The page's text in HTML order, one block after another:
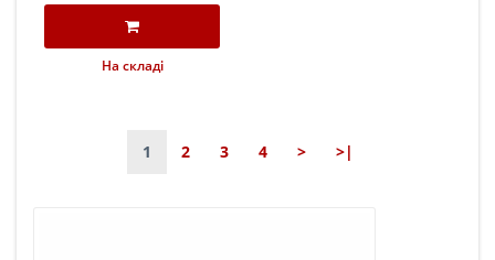
На складі
1 2 3 4 > >|